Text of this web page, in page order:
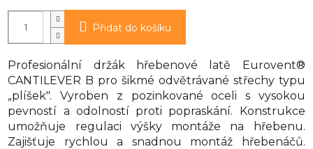
Přidat do košíku
Profesionální držák hřebenové latě Eurovent®
CANTILEVER B pro šikmé odvětrávané střechy typu
„plíšek". Vyroben z pozinkované oceli s vysokou
pevností a odolností proti popraskání. Konstrukce
umožňuje regulaci výšky montáže na hřebenu.
Zajišťuje rychlou a snadnou montáž hřebenáčů.